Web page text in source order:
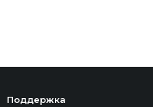
Поддержка